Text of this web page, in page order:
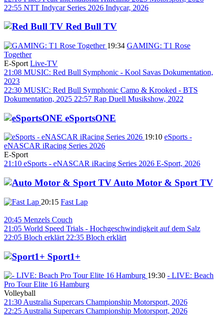
22:55 NTT Indycar Series 2026 Indycar, 2026
Red Bull TV
19:34 GAMING: T1 Rose
Together
E-Sport Live-TV
21:08 MUSIC: Red Bull Symphonic - Kool Savas Dokumentation,
2023
22:30 MUSIC: Red Bull Symphonic Camo & Krooked - BTS
Dokumentation, 2025 22:57 Rap Duell Musikshow, 2022
eSportsONE
19:10 eSports -
eNASCAR iRacing Series 2026
E-Sport
21:10 eSports - eNASCAR iRacing Series 2026 E-Sport, 2026
Auto Motor & Sport TV
20:15 Fast Lap
20:45 Menzels Couch
21:05 World Speed Trials - Hochgeschwindigkeit auf dem Salz
22:05 Bloch erklärt 22:35 Bloch erklärt
Sport1+
19:30 - LIVE: Beach
Pro Tour Elite 16 Hamburg
Volleyball
21:30 Australia Supercars Championship Motorsport, 2026
22:25 Australia Supercars Championship Motorsport, 2026